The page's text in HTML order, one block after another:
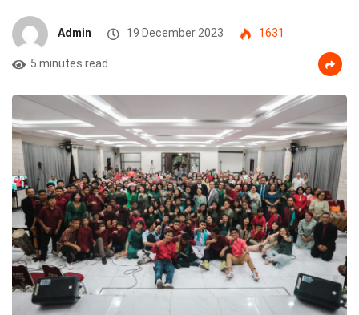
Admin 19 December 2023 1631
5 minutes read